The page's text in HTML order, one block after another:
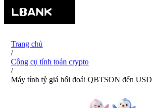
Trang chủ
/
Công cụ tính toán crypto
/
Máy tính tỷ giá hối đoái QBTSON đến USD